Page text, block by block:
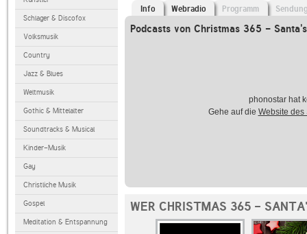
Schlager & Discofox
Volksmusik
Country
Jazz & Blues
Weltmusik
Gothic & Mittelalter
Soundtracks & Musical
Kinder-Musik
Gay
Christliche Musik
Gospel
Meditation & Entspannung
Info Webradio Programm
Podcasts von Christmas 365 -
phonostar hat
Gehe auf die Website des
WER CHRISTMAS 365 -